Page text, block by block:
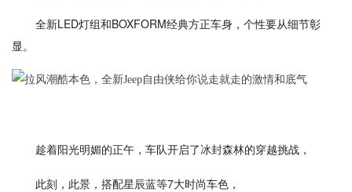
全新LED灯组和BOXFORM经典方正车身，个性要从细节彰
显。
趁着阳光明媚的正午，车队开启了冰封森林的穿越挑战，
此刻，此景，搭配星辰蓝等7大时尚车色，